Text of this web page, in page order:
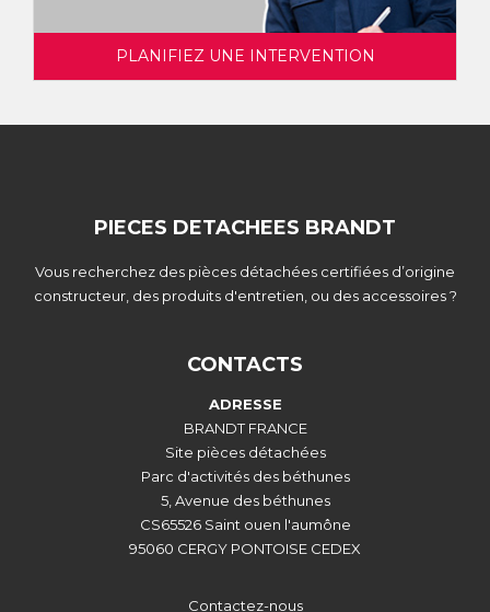
PLANIFIEZ UNE INTERVENTION
PIECES DETACHEES BRANDT
Vous recherchez des pièces détachées certifiées d’origine
constructeur, des produits d'entretien, ou des accessoires ?
CONTACTS
ADRESSE
BRANDT FRANCE
Site pièces détachées
Parc d'activités des béthunes
5, Avenue des béthunes
CS65526 Saint ouen l'aumône
95060 CERGY PONTOISE CEDEX
Contactez-nous